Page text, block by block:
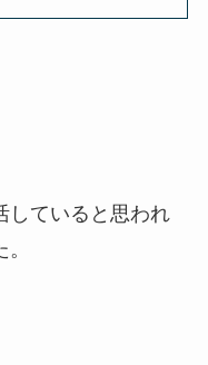
していると思われ